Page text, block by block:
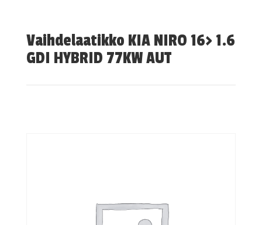
Vaihdelaatikko KIA NIRO 16> 1.6
GDI HYBRID 77KW AUT